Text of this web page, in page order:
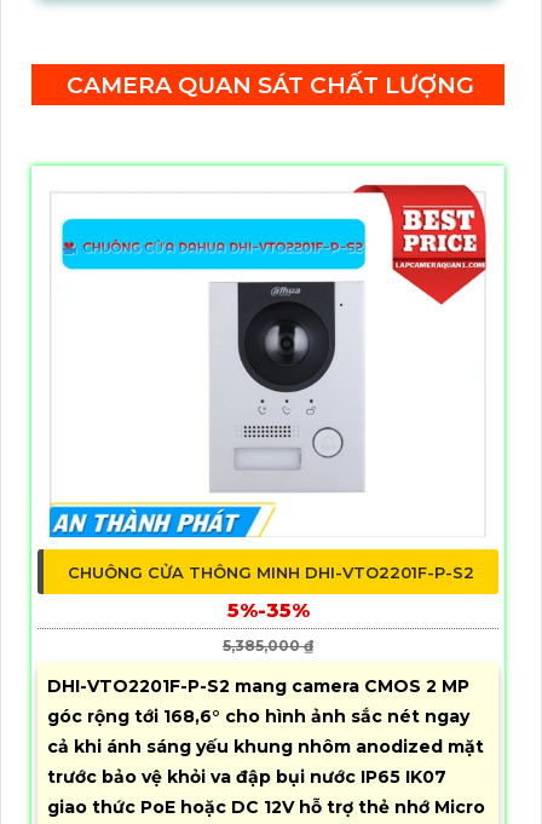
quyết các vấn đề về camera một cách dễ dàng
và nhanh chóng
CAMERA QUAN SÁT CHẤT LƯỢNG
CHUÔNG CỬA THÔNG MINH DHI-VTO2201F-P-S2
5%-35%
5,385,000 ₫
DHI-VTO2201F-P-S2 mang camera CMOS 2 MP
góc rộng tới 168,6° cho hình ảnh sắc nét ngay
cả khi ánh sáng yếu khung nhôm anodized mặt
trước bảo vệ khỏi va đập bụi nước IP65 IK07
giao thức PoE hoặc DC 12V hỗ trợ thẻ nhớ Micro